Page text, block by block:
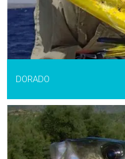
DORADO